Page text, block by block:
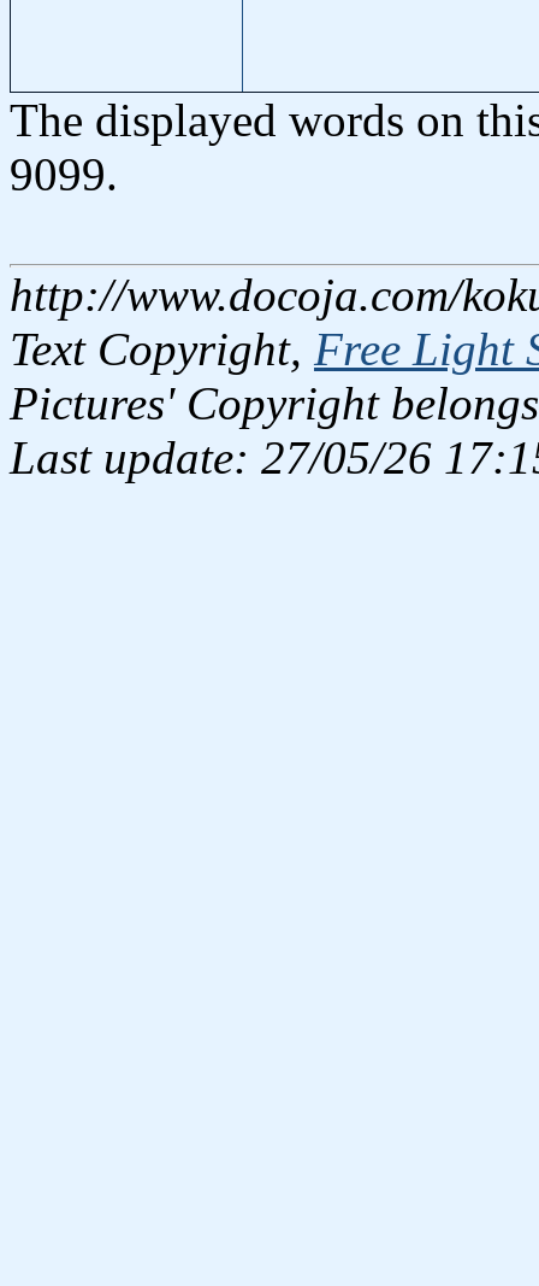
The displayed words on
9099.
http://www.docoja.com/
Text Copyright, Free Light
Pictures' Copyright
Last update: 27/05/26